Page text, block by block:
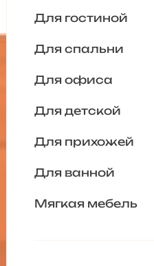
Для гостиной
Для спальни
Для офиса
Для детской
Для прихожей
Для ванной
Мягкая мебель